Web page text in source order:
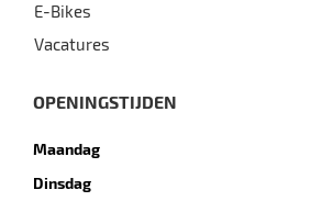
E-Bikes
Vacatures
OPENINGSTIJDEN
Maandag
Dinsdag